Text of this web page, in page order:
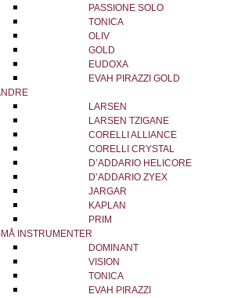
PASSIONE SOLO
TONICA
OLIV
GOLD
EUDOXA
EVAH PIRAZZI GOLD
LARSEN
LARSEN TZIGANE
CORELLI ALLIANCE
CORELLI CRYSTAL
D’ADDARIO HELICORE
D’ADDARIO ZYEX
JARGAR
KAPLAN
PRIM
INSTRUMENTER
DOMINANT
VISION
TONICA
EVAH PIRAZZI